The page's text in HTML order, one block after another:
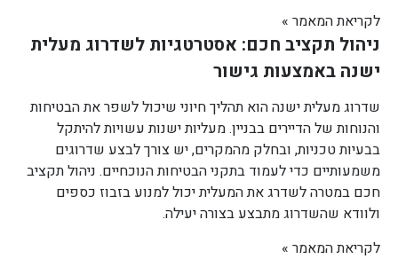
לקריאת המאמר »
ניהול תקציב חכם: אסטרטגיות לשדרוג מעלית
ישנה באמצעות גישור
שדרוג מעלית ישנה הוא תהליך חיוני שיכול לשפר את הבטיחות
והנוחות של הדיירים בבניין. מעליות ישנות עשויות להיתקל
בבעיות טכניות, ובחלק מהמקרים, יש צורך לבצע שדרוגים
משמעותיים כדי לעמוד בתקני הבטיחות הנוכחיים. ניהול תקציב
חכם במטרה לשדרג את המעלית יכול למנוע בזבוז כספים
ולוודא שהשדרוג מתבצע בצורה יעילה.
לקריאת המאמר »